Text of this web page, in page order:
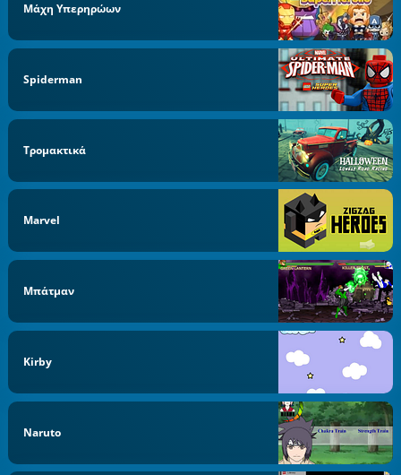
Μάχη Υπερηρώων
Spiderman
Τρομακτικά
Marvel
Μπάτμαν
Kirby
Naruto